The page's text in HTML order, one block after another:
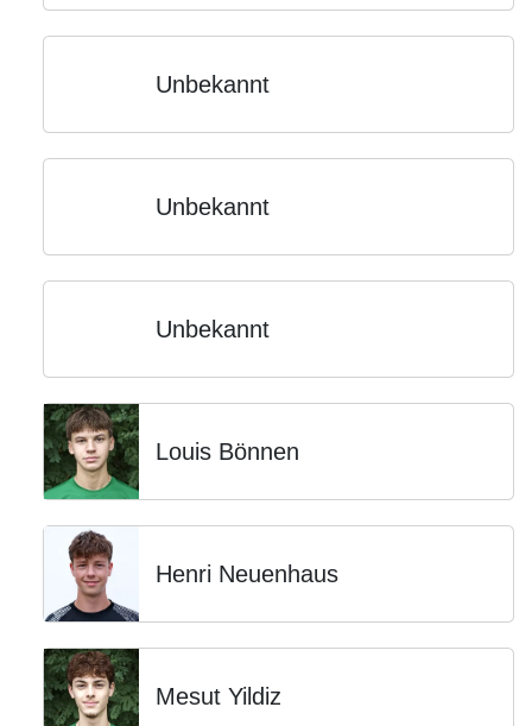
Unbekannt
Unbekannt
Unbekannt
Louis Bönnen
Henri Neuenhaus
Mesut Yildiz